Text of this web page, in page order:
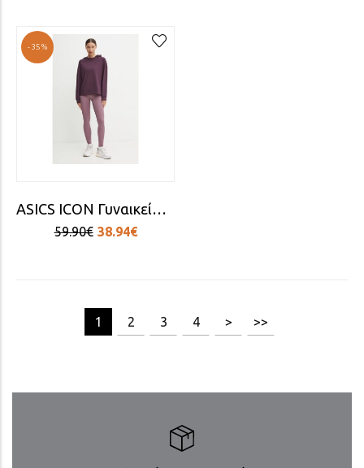
-35%
ASICS ICON Γυναικείο Tight-κολάν για Τρέξιμο
59.90€ 38.94€
1 2 3 4 > >>